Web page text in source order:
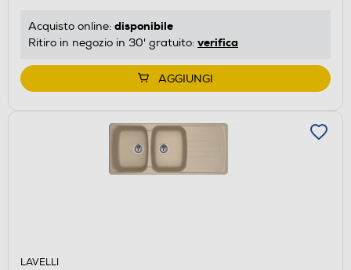
Acquisto online: disponibile
Ritiro in negozio in 30' gratuito: verifica
AGGIUNGI
LAVELLI